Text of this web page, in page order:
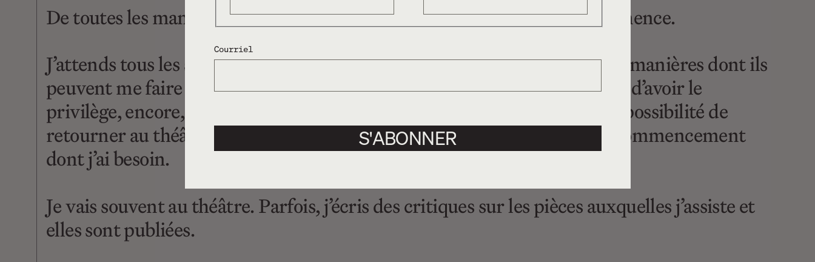
De toutes les manières possibles, j’attends toujours que le spectacle commence.
J’attends tous les spectacles possibles, pour mieux comprendre toutes les manières dont ils
peuvent me faire faire l’expérience de tous les possibles. Je palpite à l’idée d’avoir le
privilège, encore, de me trouver en compagnie d’une représentation. La possibilité de
retourner au théâtre, le plus souvent possible, constitue pour moi un recommencement
dont j’ai besoin.
Je vais souvent au théâtre. Parfois, j’écris des critiques sur les pièces auxquelles j’assiste et
elles sont publiées.
Courriel
S'ABONNER